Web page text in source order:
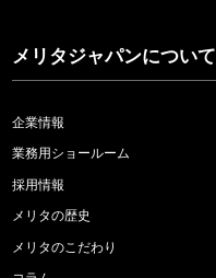
メリタジャパンについて
企業情報
業務用ショールーム
採用情報
メリタの歴史
メリタのこだわり